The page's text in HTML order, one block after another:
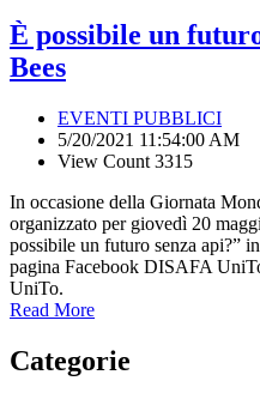
È possibile un
Bees
EVENTI PUBBLICI
5/20/2021 11:54:00 AM
View Count 3315
In occasione della Giornata
organizzato per giovedì 20
possibile un futuro senza api?”
pagina Facebook DISAFA
UniTo.
Read More
Categorie